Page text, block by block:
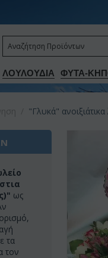
ΛΟΥΛΟΥΔΙΑ ΦΥΤΑ-
"Γλυκά"
ως
τα
τον